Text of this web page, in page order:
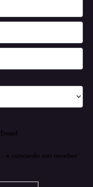
Email
e concordo em receber